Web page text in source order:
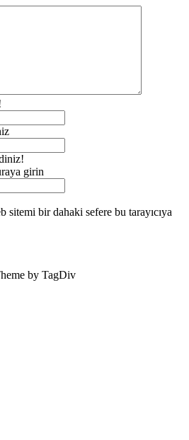
girin
sitemi bir dahaki sefere bu tarayıcıya
by TagDiv